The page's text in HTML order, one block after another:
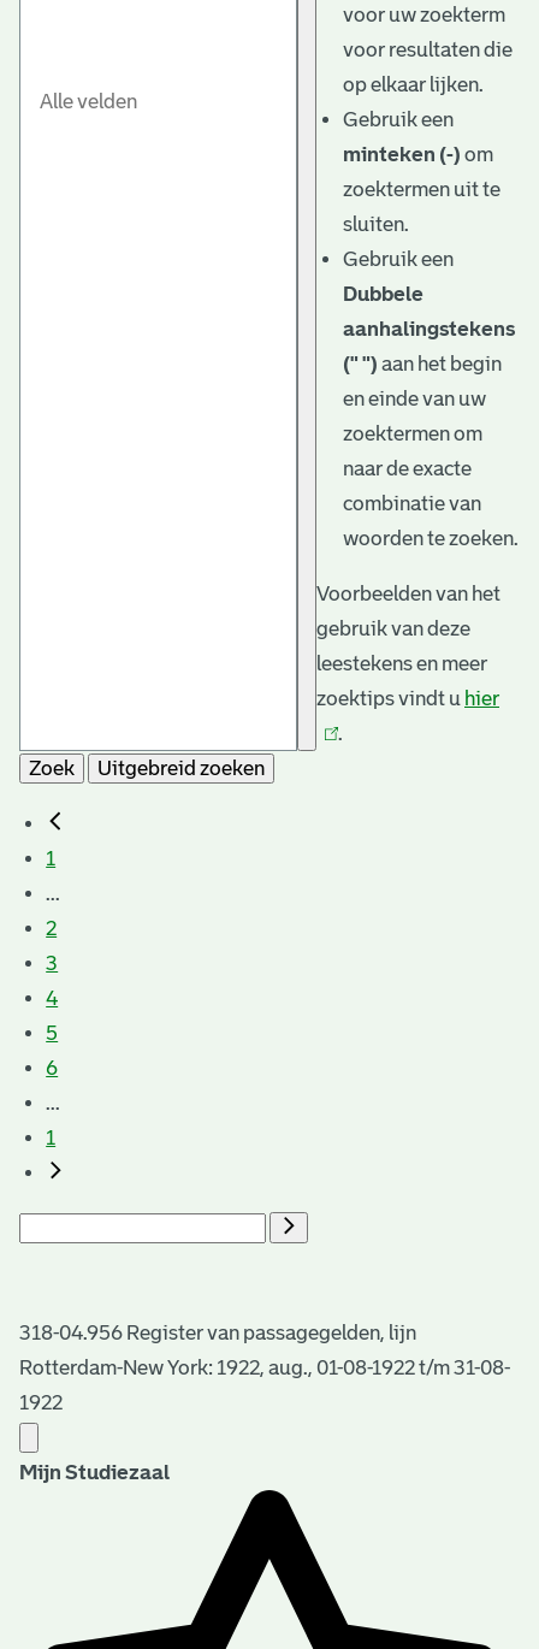
voor uw zoekterm
voor resultaten die
op elkaar lijken.
Gebruik een
minteken (-) om
zoektermen uit te
sluiten.
Gebruik een
Dubbele
aanhalingstekens
(" ") aan het begin
en einde van uw
zoektermen om
naar de exacte
combinatie van
woorden te zoeken.
Voorbeelden van het
gebruik van deze
leestekens en meer
zoektips vindt u hier
.
Zoek
Uitgebreid zoeken
1
...
2
3
4
5
6
...
1
318-04.956 Register van passagegelden, lijn
Rotterdam-New York: 1922, aug., 01-08-1922 t/m 31-08-
1922
Mijn Studiezaal